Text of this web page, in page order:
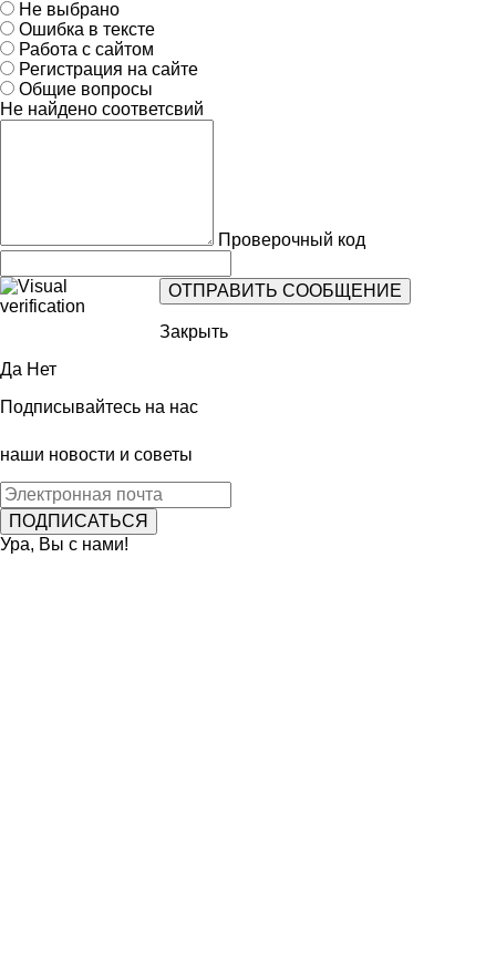
Не выбрано
Ошибка в тексте
Работа с сайтом
Регистрация на сайте
Общие вопросы
Не найдено соответсвий
Проверочный код
Закрыть
Да Нет
Подписывайтесь на нас
наши новости и советы
Ура, Вы с нами!